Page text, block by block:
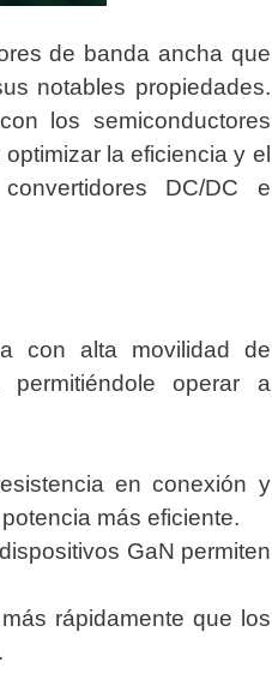
de banda ancha que
notables propiedades.
los semiconductores
la eficiencia y el
DC/DC e
con alta movilidad de
operar a
en conexión y
más eficiente.
GaN permiten
rápidamente que los